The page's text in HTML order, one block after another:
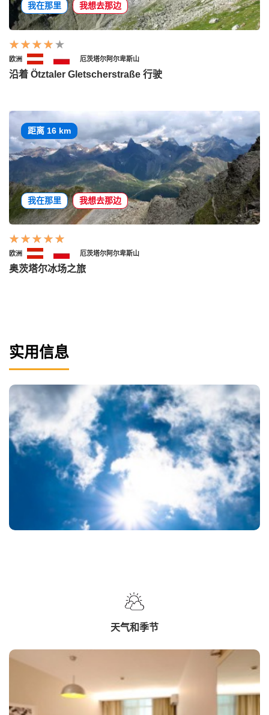
我在那里 我想去那边
欧洲 厄茨塔尔阿尔卑斯山
沿着 Ötztaler Gletscherstraße 行驶
距离 16 km
我在那里 我想去那边
欧洲 厄茨塔尔阿尔卑斯山
奥茨塔尔冰场之旅
实用信息
天气和季节